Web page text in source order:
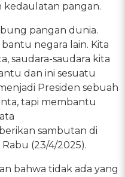
pangan.
pangan dunia.
negara lain. Kita
saudara-saudara kita
dan ini sesuatu
Presiden sebuah
tapi membantu
sambutan di
(23/4/2025).
bahwa tidak ada yang